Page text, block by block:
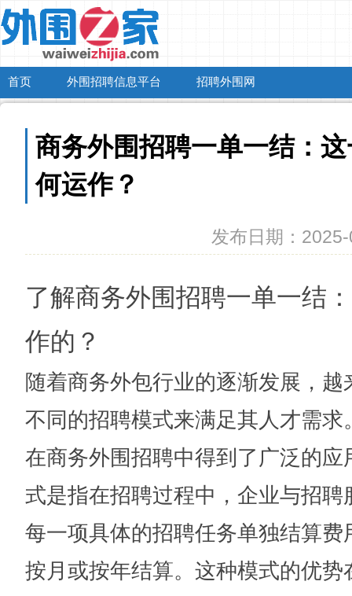
首页 外围招聘信息平台 招聘外围网
商务外围招聘一单一结：
何运作？
发布日期：
了解商务外围招聘一单一结
作的？
随着商务外包行业的逐渐发展，
不同的招聘模式来满足其人才需求
在商务外围招聘中得到了广泛的
式是指在招聘过程中，企业与招
每一项具体的招聘任务单独结算
按月或按年结算。这种模式的优